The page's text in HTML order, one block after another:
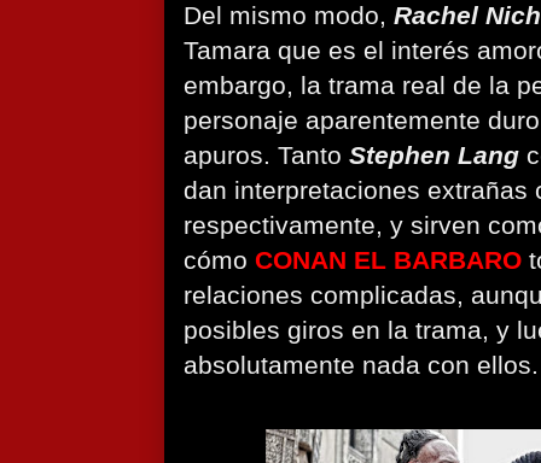
Del mismo modo, Rachel
Tamara que es el interés
embargo, la trama real de la
personaje aparentemente
apuros. Tanto Stephen Lang
dan interpretaciones extrañas
respectivamente, y sirven
cómo CONAN EL BARBARO
relaciones complicadas,
posibles giros en la trama, y
absolutamente nada con ellos.